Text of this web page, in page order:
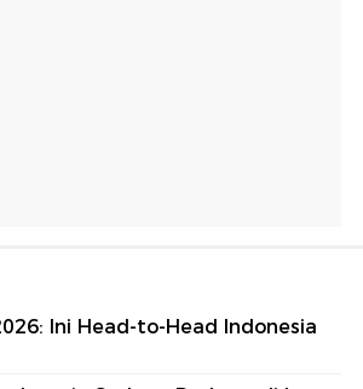
Ini Head-to-Head Indonesia